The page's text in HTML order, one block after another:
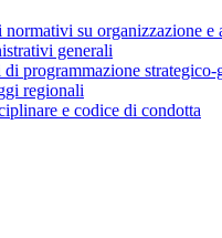
su organizzazione e
generali
programmazione strategico-
regionali
e codice di condotta